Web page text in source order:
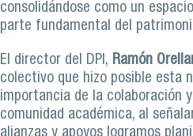
consolidándose como un
parte fundamental del
El director del DPI, Ramón
colectivo que hizo posible esta
importancia de la colaboración
comunidad académica, al
alianzas y apoyos logramos